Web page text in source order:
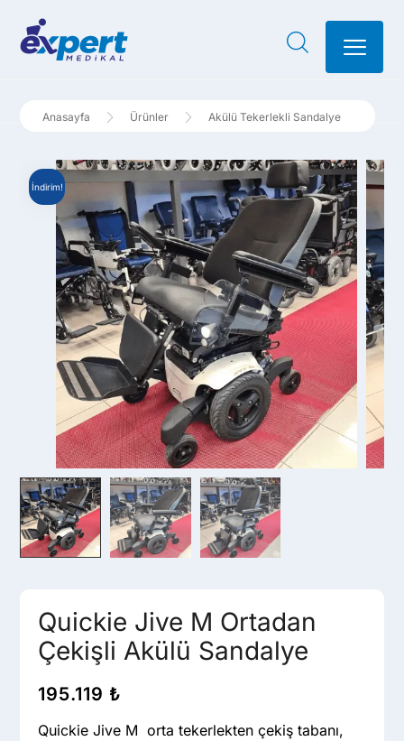
Ürünler Akülü Tekerlekli Sandalye
İndirim!
Quickie Jive M Ortadan
Çekişli Akülü Sandalye
195.119 ₺
Quickie Jive M orta tekerlekten çekiş tabanı,